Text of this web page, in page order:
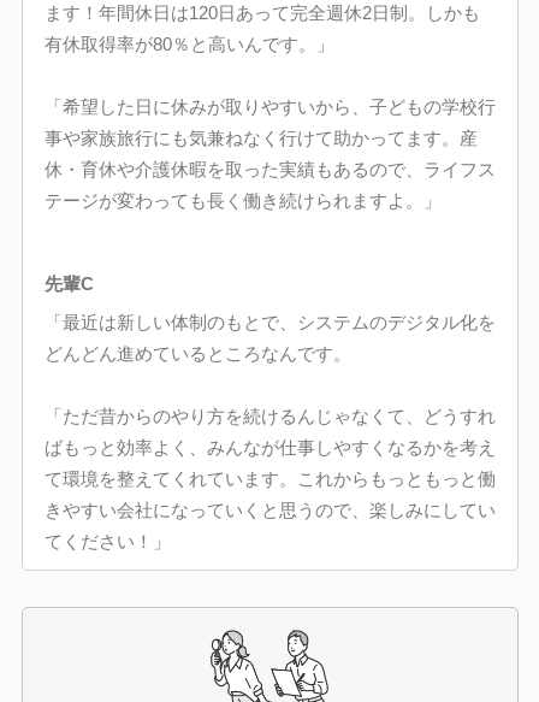
ます！年間休日は120日あって完全週休2日制。しかも
有休取得率が80％と高いんです。」
「希望した日に休みが取りやすいから、子どもの学校行
事や家族旅行にも気兼ねなく行けて助かってます。産
休・育休や介護休暇を取った実績もあるので、ライフス
テージが変わっても長く働き続けられますよ。」
先輩C
「最近は新しい体制のもとで、システムのデジタル化を
どんどん進めているところなんです。
「ただ昔からのやり方を続けるんじゃなくて、どうすれ
ばもっと効率よく、みんなが仕事しやすくなるかを考え
て環境を整えてくれています。これからもっともっと働
きやすい会社になっていくと思うので、楽しみにしてい
てください！」